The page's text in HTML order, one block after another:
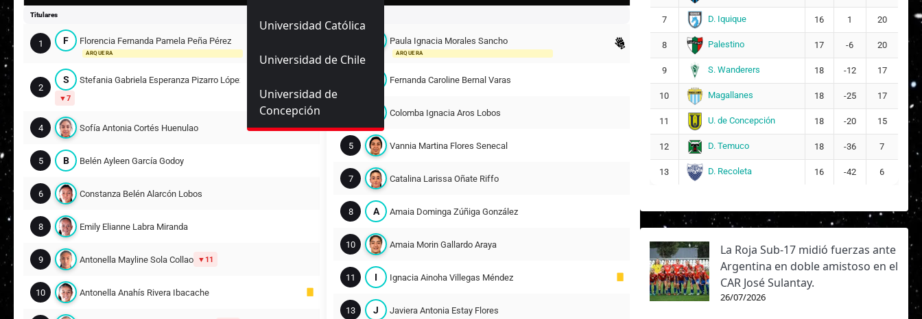
Universidad Católica
Universidad de Chile
Universidad de
Concepción
Titulares
1 F Florencia Fernanda Pamela Peña Pérez
ARQUERA
2
S Stefania Gabriela Esperanza Pizarro López
7
4 Sofía Antonia Cortés Huenulao
5 B Belén Ayleen García Godoy
6 Constanza Belén Alarcón Lobos
8 Emily Elianne Labra Miranda
9 Antonella Mayline Sola Collao 11
10 Antonella Anahís Rivera Ibacache
Paula Ignacia Morales Sancho
ARQUERA
Fernanda Caroline Bernal Varas
Colomba Ignacia Aros Lobos
5 Vannia Martina Flores Senecal
7 Catalina Larissa Oñate Riffo
8 A Amaia Dominga Zúñiga González
10 Amaia Morin Gallardo Araya
11 I Ignacia Ainoha Villegas Méndez
13 J Javiera Antonia Estay Flores
7 D. Iquique 16 1 20
8 Palestino 17 -6 20
9 S. Wanderers 18 -12 17
10 Magallanes 18 -25 17
11 U. de Concepción 18 -20 15
12 D. Temuco 18 -36 7
13 D. Recoleta 16 -42 6
La Roja Sub-17 midió fuerzas ante
Argentina en doble amistoso en el
CAR José Sulantay.
26/07/2026